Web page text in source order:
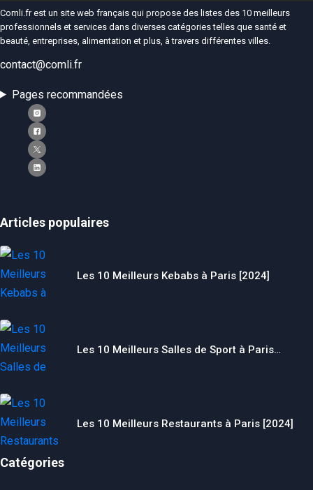
Comli.fr est un site web français qui propose des listes des 10 meilleurs
professionnels et services dans diverses catégories telles que santé et
beauté, entreprises, alimentation et plus, à travers différentes villes.
contact@comli.fr
Pages recommandées
Articles populaires
Les 10 Meilleurs Kebabs à Paris [2024]
Les 10 Meilleurs Salles de Sport à Paris…
Les 10 Meilleurs Restaurants à Paris [2024]
Catégories